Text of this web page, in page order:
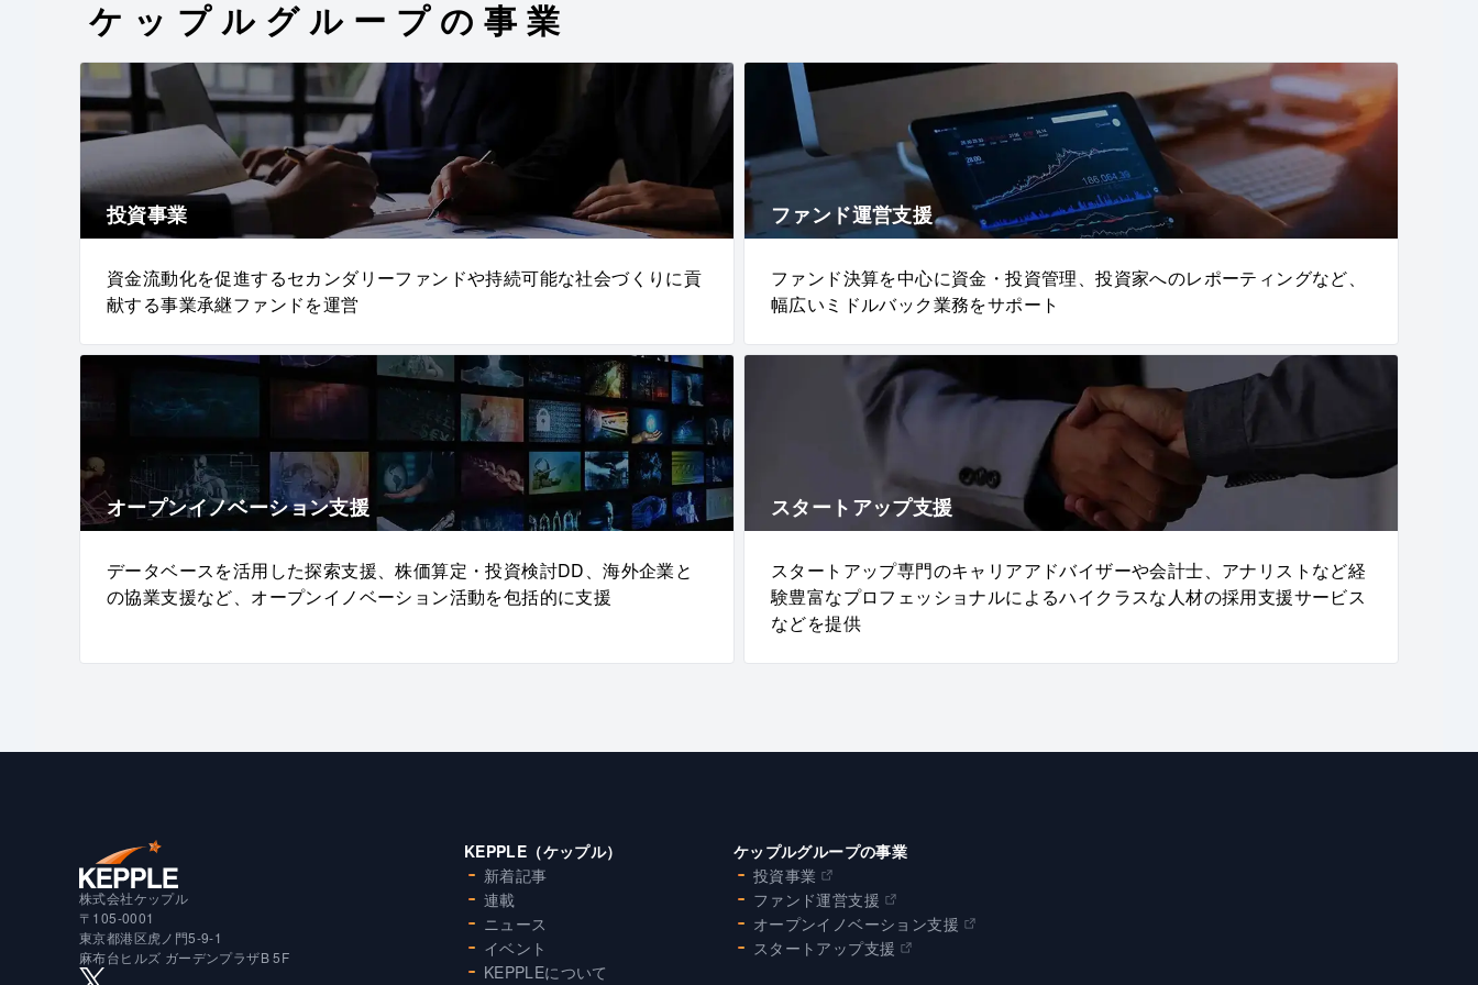
ケップルグループの事業
投資事業
資金流動化を促進するセカンダリーファンドや持続可能な社会づくりに貢
献する事業承継ファンドを運営
ファンド運営支援
ファンド決算を中心に資金・投資管理、投資家へのレポーティングなど、
幅広いミドルバック業務をサポート
オープンイノベーション支援
データベースを活用した探索支援、株価算定・投資検討DD、海外企業と
の協業支援など、オープンイノベーション活動を包括的に支援
スタートアップ支援
スタートアップ専門のキャリアアドバイザーや会計士、アナリストなど経
験豊富なプロフェッショナルによるハイクラスな人材の採用支援サービス
などを提供
株式会社ケップル
〒105-0001
東京都港区虎ノ門5-9-1
麻布台ヒルズ ガーデンプラザB 5F
KEPPLE（ケップル）
新着記事
連載
ニュース
イベント
KEPPLEについて
ケップルグループの事業
投資事業
ファンド運営支援
オープンイノベーション支援
スタートアップ支援